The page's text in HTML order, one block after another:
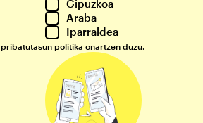
Gipuzkoa
Araba
Iparraldea
pribatutasun politika onartzen duzu.